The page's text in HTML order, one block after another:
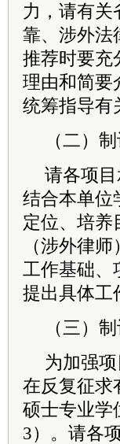
力，请有关
靠、涉外法
推荐时要充
理由和简要
统筹指导有
（二）
请各项
结合本单位
定位、培养
（涉外律
工作基础、
提出具体工
（三）
为加强
在反复征求
硕士专业学
3）。请各